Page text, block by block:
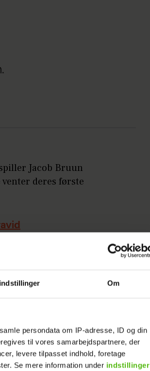
Om
persondata om IP-adresse, ID og din
til vores samarbejdspartnere, der
levere tilpasset indhold, foretage
Se mere information under indstillinger
Jacob Bruun
deres første
hun åbner et